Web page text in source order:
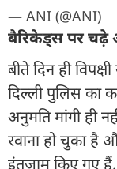
— ANI (@ANI)
बैरिकेड्स पर चढ़े
बीते दिन ही
दिल्ली पुलिस का
अनुमति मांगी ही
रवाना हो चुका है
इंतजाम किए गए